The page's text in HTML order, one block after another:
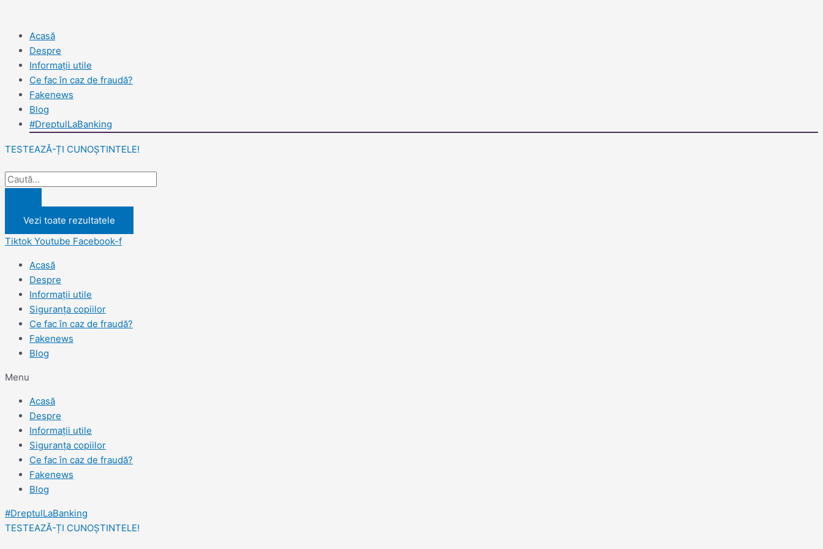
contentAcasă
Despre
Informații utile
Ce fac în caz de fraudă?
Fakenews
Blog
#DreptulLaBanking
TESTEAZĂ-ȚI CUNOȘTINTELE!
Vezi toate rezultatele
Tiktok Youtube Facebook-f
Acasă
Despre
Informații utile
Siguranța copiilor
Ce fac în caz de fraudă?
Fakenews
Blog
Menu
Acasă
Despre
Informații utile
Siguranța copiilor
Ce fac în caz de fraudă?
Fakenews
Blog
#DreptulLaBanking
TESTEAZĂ-ȚI CUNOȘTINTELE!